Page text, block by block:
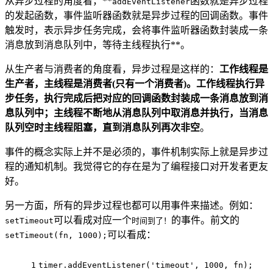
的发起函数，事件监听器函数就是异步过程的回调函数。事件
触发时，表示异步任务完成，会将事件监听器函数封装成一条
消息放到消息队列中，等待主线程执行**。
从生产者与消费者的角度看，异步过程是这样的： 工作线程是
生产者，主线程是消费者(只有一个消费者)。工作线程执行异
步任务，执行完成后把对应的回调函数封装成一条消息放到消
息队列中；主线程不断地从消息队列中取消息并执行，当消息
队列空时主线程阻塞，直到消息队列再次非空。
事件的概念实际上并不是必须的，事件机制实际上就是异步过
程的通知机制。我觉得它的存在是为了编程接口对开发者更友
好。
另一方面，所有的异步过程也都可以用事件来描述。例如：
setTimeout可以看成对应一个时间到了！ 的事件。前文的
setTimeout(fn, 1000); 可以看成：
1 timer.addEventListener('timeout', 1000, fn);